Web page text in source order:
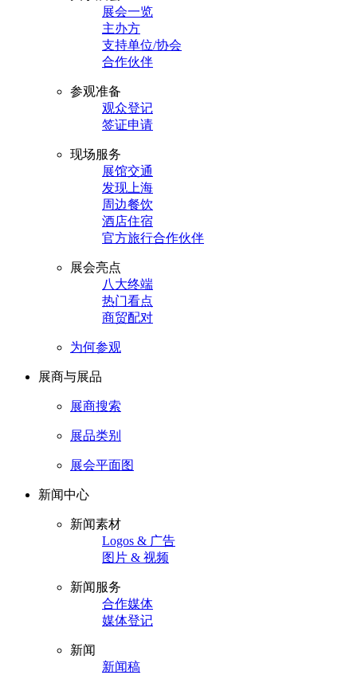
展会一览
主办方
支持单位/协会
合作伙伴
参观准备
观众登记
签证申请
现场服务
展馆交通
发现上海
周边餐饮
酒店住宿
官方旅行合作伙伴
展会亮点
八大终端
热门看点
商贸配对
为何参观
展商与展品
展商搜索
展品类别
展会平面图
新闻中心
新闻素材
Logos & 广告
图片 & 视频
新闻服务
合作媒体
媒体登记
新闻
新闻稿